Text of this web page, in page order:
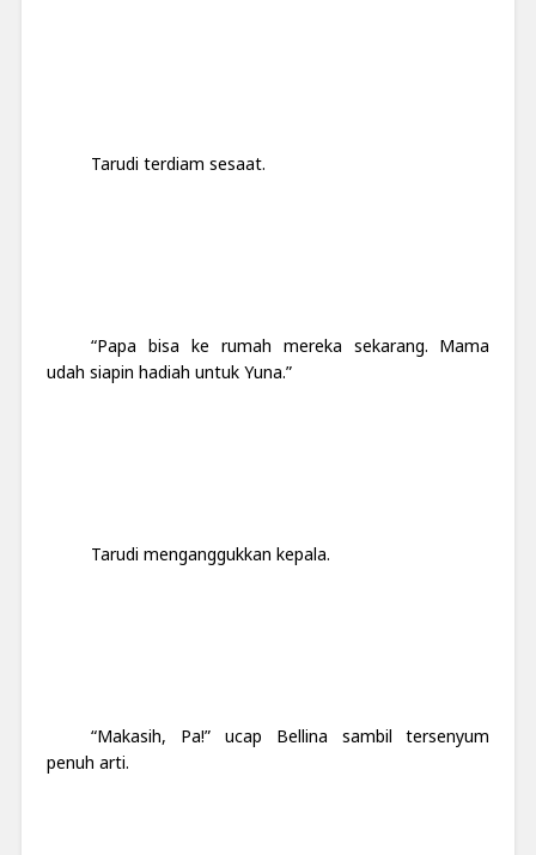
Tarudi terdiam sesaat.
“Papa bisa ke rumah mereka sekarang. Mama
udah siapin hadiah untuk Yuna.”
Tarudi menganggukkan kepala.
“Makasih, Pa!” ucap Bellina sambil tersenyum
penuh arti.